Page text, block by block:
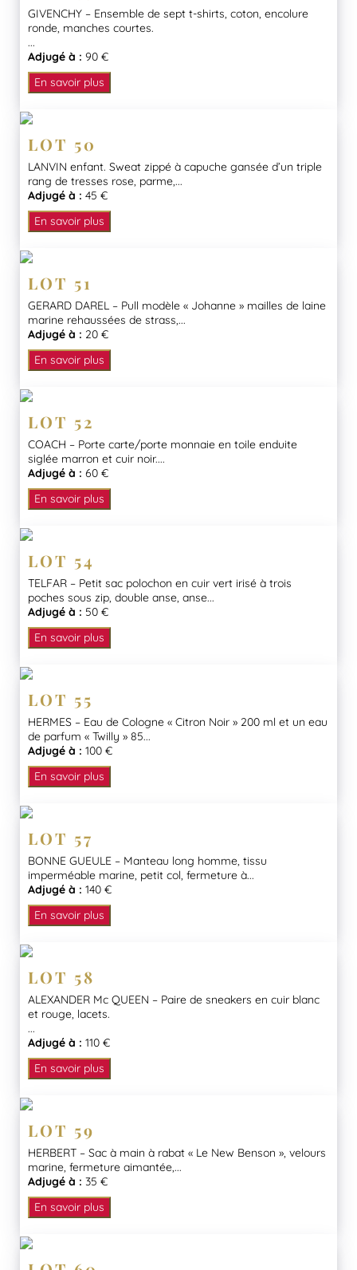
GIVENCHY – Ensemble de sept t-shirts, coton, encolure
ronde, manches courtes.
...
Adjugé à : 90 €
En savoir plus
LOT 50
LANVIN enfant. Sweat zippé à capuche gansée d’un triple
rang de tresses rose, parme,...
Adjugé à : 45 €
En savoir plus
LOT 51
GERARD DAREL – Pull modèle « Johanne » mailles de laine
marine rehaussées de strass,...
Adjugé à : 20 €
En savoir plus
LOT 52
COACH – Porte carte/porte monnaie en toile enduite
siglée marron et cuir noir....
Adjugé à : 60 €
En savoir plus
LOT 54
TELFAR – Petit sac polochon en cuir vert irisé à trois
poches sous zip, double anse, anse...
Adjugé à : 50 €
En savoir plus
LOT 55
HERMES – Eau de Cologne « Citron Noir » 200 ml et un eau
de parfum « Twilly » 85...
Adjugé à : 100 €
En savoir plus
LOT 57
BONNE GUEULE – Manteau long homme, tissu
imperméable marine, petit col, fermeture à...
Adjugé à : 140 €
En savoir plus
LOT 58
ALEXANDER Mc QUEEN – Paire de sneakers en cuir blanc
et rouge, lacets.
...
Adjugé à : 110 €
En savoir plus
LOT 59
HERBERT – Sac à main à rabat « Le New Benson », velours
marine, fermeture aimantée,...
Adjugé à : 35 €
En savoir plus